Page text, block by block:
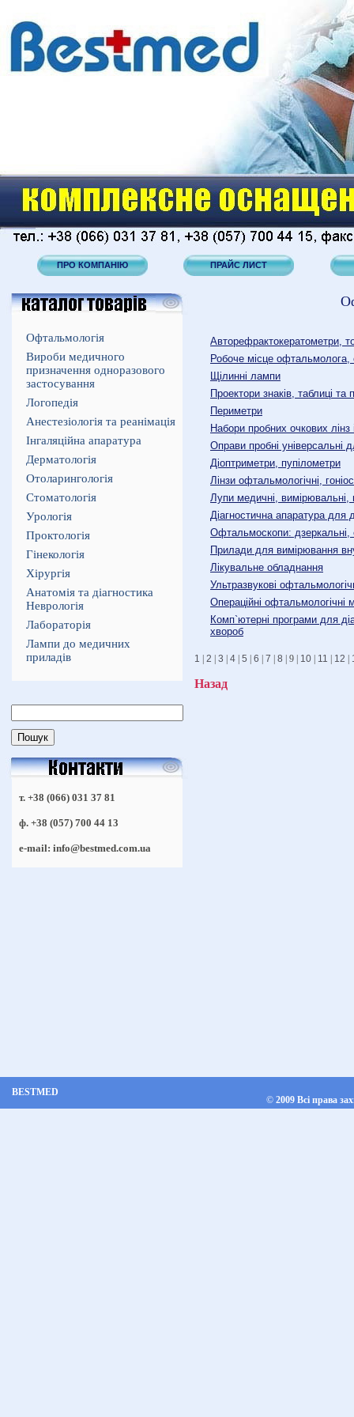
ПРО КОМПАНІЮ ПРАЙС ЛИСТ
Офтальмологія
Вироби медичного
призначення одноразового
застосування
Логопедія
Анестезіологія та реанімація
Інгаляційна апаратура
Дерматологія
Отоларингологія
Стоматологія
Урологія
Проктологія
Гінекологія
Хірургія
Анатомія та діагностика
Неврологія
Лабораторія
Лампи до медичних
приладів
т. +38 (066) 031 37 81
ф. +38 (057) 700 44 13
e-mail: info@bestmed.com.ua
Авторефрактокератометри,
Робоче місце офтальмолога,
Щілинні лампи
Проектори знаків, таблиці
Периметри
Набори пробних очкових лінз
Оправи пробні універсальні
Діоптриметри, пупілометри
Лінзи офтальмологічні,
Лупи медичні, вимірювальні,
Діагностична апаратура для
Офтальмоскопи: дзеркальні,
Прилади для вимірювання
Лікувальне обладнання
Ультразвукові
Операційні офтальмологічні
Комп`ютерні програми для
хвороб
1 2 3 4 5 6 7 8 | 9 | 10 11 12
Назад
BESTMED
© 2009 Всі права